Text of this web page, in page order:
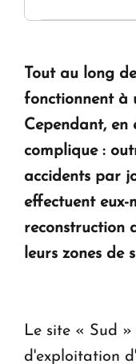
Tout au long
fonctionnent à
Cependant, en
complique :
accidents par
effectuent eux-
reconstruction
leurs zones de
Le site « Sud
d'exploitation